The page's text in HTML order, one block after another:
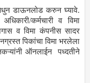
डाऊनलोड करुन घ्यावे.
कर्मचारी व विमा
व विमा कंपनीस सादर
पिकांचा विमा भरलेला
ऑनलाईन पध्दतीने